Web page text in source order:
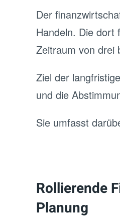
Der
Handeln. Die dort
Zeitraum von drei
Ziel der
und die
Sie umfasst
Rollierende
Planung